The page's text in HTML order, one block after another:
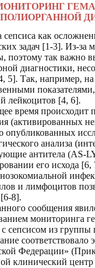
ПОЛИОРГАННОЙ
как
задач [1-3]. Из-за
поэтому так важно
диагностики,
5]. Так, например, на
лейкоцитов [4, 6].
время происходит
(активированных
опубликованных
анализа
антитела (AS-
его исхода
нозокомиальной
и лимфоцитов
8].
сообщения
мониторинга
сепсисом из группы
Федерации»
клинический